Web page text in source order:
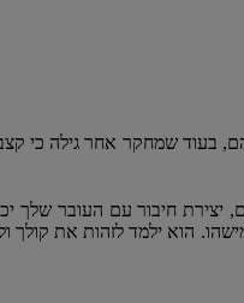
בעוד שמחקר אחר גילה כי
יצירת חיבור עם העובר שלך
הוא ילמד לזהות את קולך